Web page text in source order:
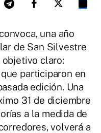
una año
de San Silvestre
objetivo claro:
participaron en
edición. Una
31 de diciembre
a la medida de
volverá a